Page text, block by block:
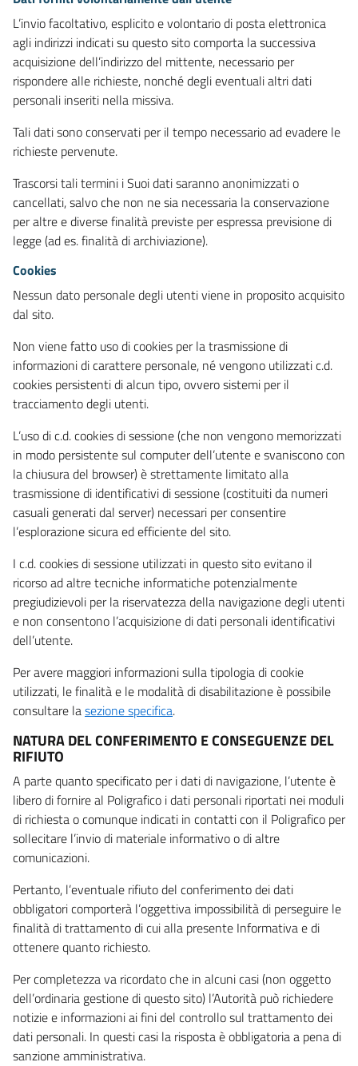
L’invio facoltativo, esplicito e volontario di posta elettronica
agli indirizzi indicati su questo sito comporta la successiva
acquisizione dell’indirizzo del mittente, necessario per
rispondere alle richieste, nonché degli eventuali altri dati
personali inseriti nella missiva.
Tali dati sono conservati per il tempo necessario ad evadere le
richieste pervenute.
Trascorsi tali termini i Suoi dati saranno anonimizzati o
cancellati, salvo che non ne sia necessaria la conservazione
per altre e diverse finalità previste per espressa previsione di
legge (ad es. finalità di archiviazione).
Cookies
Nessun dato personale degli utenti viene in proposito acquisito
dal sito.
Non viene fatto uso di cookies per la trasmissione di
informazioni di carattere personale, né vengono utilizzati c.d.
cookies persistenti di alcun tipo, ovvero sistemi per il
tracciamento degli utenti.
L’uso di c.d. cookies di sessione (che non vengono memorizzati
in modo persistente sul computer dell’utente e svaniscono con
la chiusura del browser) è strettamente limitato alla
trasmissione di identificativi di sessione (costituiti da numeri
casuali generati dal server) necessari per consentire
l’esplorazione sicura ed efficiente del sito.
I c.d. cookies di sessione utilizzati in questo sito evitano il
ricorso ad altre tecniche informatiche potenzialmente
pregiudizievoli per la riservatezza della navigazione degli utenti
e non consentono l’acquisizione di dati personali identificativi
dell’utente.
Per avere maggiori informazioni sulla tipologia di cookie
utilizzati, le finalità e le modalità di disabilitazione è possibile
consultare lasezione specifica.
NATURA DEL CONFERIMENTO E CONSEGUENZE DEL
RIFIUTO
A parte quanto specificato per i dati di navigazione, l’utente è
libero di fornire al Poligrafico i dati personali riportati nei moduli
di richiesta o comunque indicati in contatti con il Poligrafico per
sollecitare l’invio di materiale informativo o di altre
comunicazioni.
Pertanto, l’eventuale rifiuto del conferimento dei dati
obbligatori comporterà l’oggettiva impossibilità di perseguire le
finalità di trattamento di cui alla presente Informativa e di
ottenere quanto richiesto.
Per completezza va ricordato che in alcuni casi (non oggetto
dell’ordinaria gestione di questo sito) l’Autorità può richiedere
notizie e informazioni ai fini del controllo sul trattamento dei
dati personali. In questi casi la risposta è obbligatoria a pena di
sanzione amministrativa.